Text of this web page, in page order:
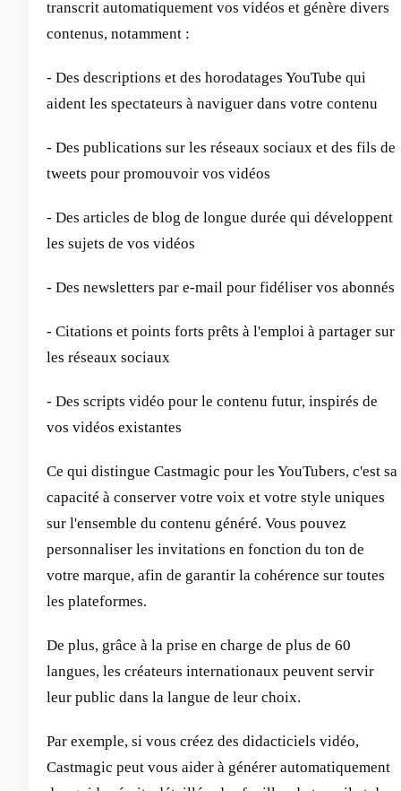
transcrit automatiquement vos vidéos et génère divers
contenus, notamment :
- Des descriptions et des horodatages YouTube qui
aident les spectateurs à naviguer dans votre contenu
- Des publications sur les réseaux sociaux et des fils de
tweets pour promouvoir vos vidéos
- Des articles de blog de longue durée qui développent
les sujets de vos vidéos
- Des newsletters par e-mail pour fidéliser vos abonnés
- Citations et points forts prêts à l'emploi à partager sur
les réseaux sociaux
- Des scripts vidéo pour le contenu futur, inspirés de
vos vidéos existantes
Ce qui distingue Castmagic pour les YouTubers, c'est sa
capacité à conserver votre voix et votre style uniques
sur l'ensemble du contenu généré. Vous pouvez
personnaliser les invitations en fonction du ton de
votre marque, afin de garantir la cohérence sur toutes
les plateformes.
De plus, grâce à la prise en charge de plus de 60
langues, les créateurs internationaux peuvent servir
leur public dans la langue de leur choix.
Par exemple, si vous créez des didacticiels vidéo,
Castmagic peut vous aider à générer automatiquement